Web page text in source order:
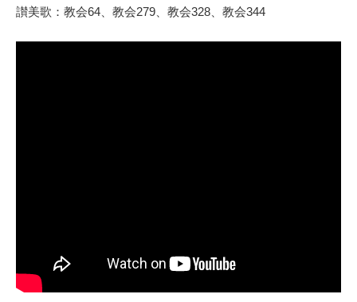
讃美歌：教会64、教会279、教会328、教会344